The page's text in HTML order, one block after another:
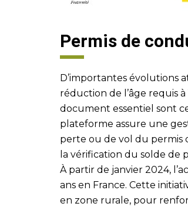
Permis de
D’importantes évolutions
réduction de l’âge requis à
document essentiel sont
plateforme assure une
perte ou de vol du permis
la vérification du solde de
À partir de janvier 2024,
ans en France. Cette
en zone rurale, pour